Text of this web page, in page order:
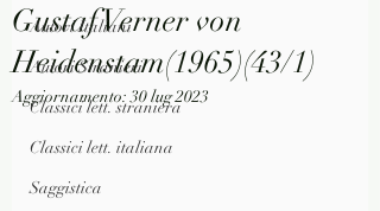
Autori Italiani
Autori Stranieri
Classici lett. straniera
Classici lett. italiana
Saggistica
Gustaf Verner von
Heidenstam(1965)(43/1)
Aggiornamento:30 lug 2023